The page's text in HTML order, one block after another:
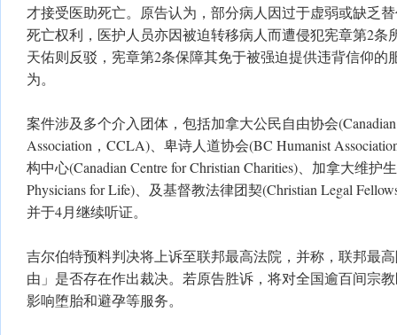
才接受医助死亡。原告认为，部分病人因过于虚弱或缺乏
死亡权利，医护人员亦因被迫转移病人而遭侵犯宪章第2条
天佑则反驳，宪章第2条保障其免于被强迫提供违背信仰的
为。
案件涉及多个介入团体，包括加拿大公民自由协会
Association，CCLA)、卑诗人道协会(BC Humanist
构中心(Canadian Centre for Christian Charities)、加拿大维护
Physicians for Life)、及基督教法律团契(Christian Legal
并于4月继续听证。
吉尔伯特预料判决将上诉至联邦最高法院，并称，联邦最
由」是否存在作出裁决。若原告胜诉，将对全国逾百间宗
影响堕胎和避孕等服务。